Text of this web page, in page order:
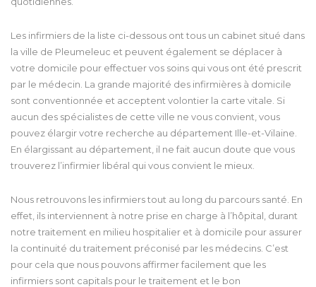
Les infirmiers de la liste ci-dessous ont tous un cabinet situé dans
la ville de Pleumeleuc et peuvent également se déplacer à
votre domicile pour effectuer vos soins qui vous ont été prescrit
par le médecin. La grande majorité des infirmières à domicile
sont conventionnée et acceptent volontier la carte vitale. Si
aucun des spécialistes de cette ville ne vous convient, vous
pouvez élargir votre recherche au département Ille-et-Vilaine.
En élargissant au département, il ne fait aucun doute que vous
trouverez l’infirmier libéral qui vous convient le mieux.
Nous retrouvons les infirmiers tout au long du parcours santé. En
effet, ils interviennent à notre prise en charge à l’hôpital, durant
notre traitement en milieu hospitalier et à domicile pour assurer
la continuité du traitement préconisé par les médecins. C’est
pour cela que nous pouvons affirmer facilement que les
infirmiers sont capitals pour le traitement et le bon